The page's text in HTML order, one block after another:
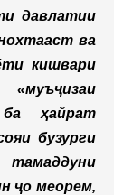
давлатии
ва
кишвари
ҳайрат
бузурги
тамаддуни
ҷо меорем,